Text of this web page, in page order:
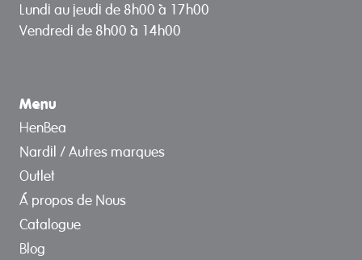
Lundi au jeudi de 8h00 à 17h00
Vendredi de 8h00 à 14h00
Menu
HenBea
Nardil / Autres marques
Outlet
Á propos de Nous
Catalogue
Blog